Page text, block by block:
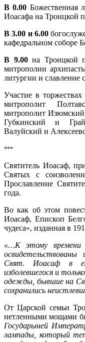
В 0.00 Божественная
Иоасафа на Троицкой
В 3.00 и 6.00
кафедральном соборе
В 9.00на Троицкой
митрополии
литургии и славление
Участие в
митрополит
митрополит
Губкинский и
Валуйский и
***
Святитель Иоасаф,
Святых с
Прославление
года.
Во как об этом
Иоасаф, Епископ
чудеса», изданная в
«…К этому времени
Свят. Иоасаф в
изболевшегося и
одежды, бывшие на
сохранились
От Царской семьи
нетленными мощами
Государыней
лампады, который